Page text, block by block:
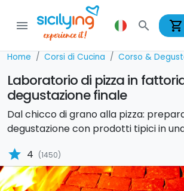
menu search shopping_cart
Home Corsi di Cucina Corso &
Laboratorio di pizza in
degustazione finale
Dal chicco di grano alla pizza:
degustazione con prodotti tipici in
star 4 (1450)